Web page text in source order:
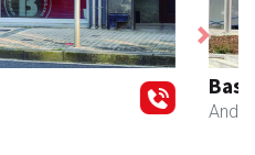
Next